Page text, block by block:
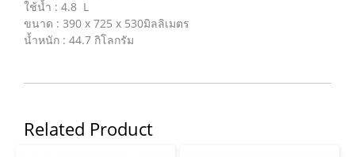
ใช้น้ำ : 4.8 L
ขนาด : 390 x 725 x 530มิลลิเมตร
น้ำหนัก : 44.7 กิโลกรัม
Related Product